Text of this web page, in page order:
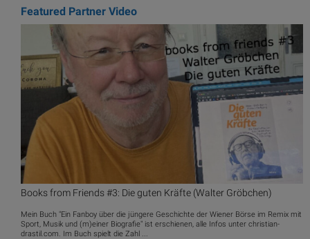
Featured Partner Video
Books from Friends #3: Die guten Kräfte (Walter Gröbchen)
Mein Buch "Ein Fanboy über die jüngere Geschichte der Wiener Börse im Remix mit
Sport, Musik und (m)einer Biografie" ist erschienen, alle Infos unter christian-
drastil.com. Im Buch spielt die Zahl ...